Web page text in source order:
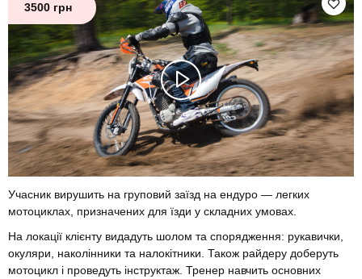
3500 грн
Учасник вирушить на груповий заїзд на ендуро — легких
мотоциклах, призначених для їзди у складних умовах.
На локації клієнту видадуть шолом та спорядження: рукавички,
окуляри, наколінники та налокітники. Також райдеру доберуть
мотоцикл і проведуть інструктаж. Тренер навчить основних